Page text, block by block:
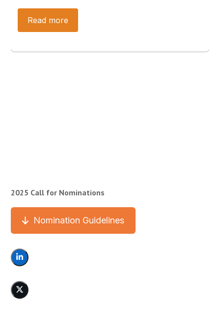
Read more
2025 Call for Nominations
Nomination Guidelines